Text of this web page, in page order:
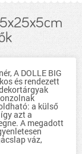
A DOLLE BIG
és rendezett
a külső
azt a
A megadott
váz,